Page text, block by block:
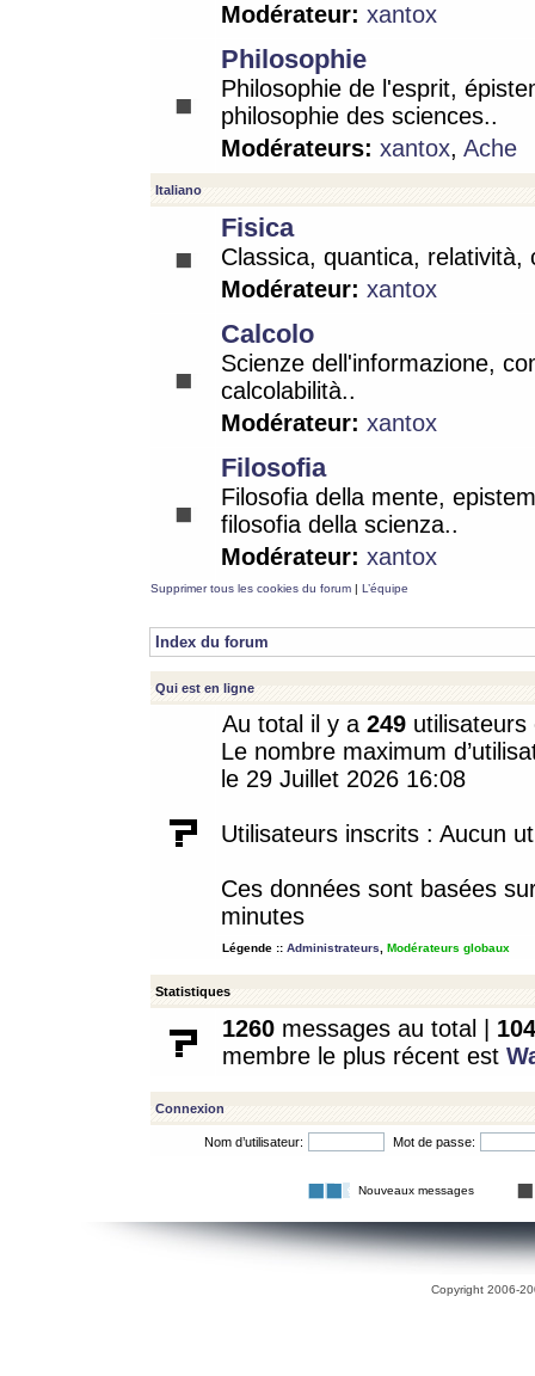
Modérateur: xantox
Philosophie
Philosophie de l'esprit,
philosophie des sciences..
Modérateurs: xantox, Ache
Italiano
Fisica
Classica, quantica, relatività,
Modérateur: xantox
Calcolo
Scienze dell'informazione,
calcolabilità..
Modérateur: xantox
Filosofia
Filosofia della mente,
filosofia della scienza..
Modérateur: xantox
Supprimer tous les cookies du forum | L’équipe
Index du forum
Qui est en ligne
Au total il y a 249
Le nombre maximum
le 29 Juillet 2026 16:08
Utilisateurs inscrits : Aucun
Ces données sont basées
minutes
Légende :: Administrateurs Modérateurs globaux
Statistiques
1260 messages au total | 104
membre le plus récent est
Connexion
Nom d’utilisateur: Mot de passe:
Nouveaux messages
Copyright 2006-